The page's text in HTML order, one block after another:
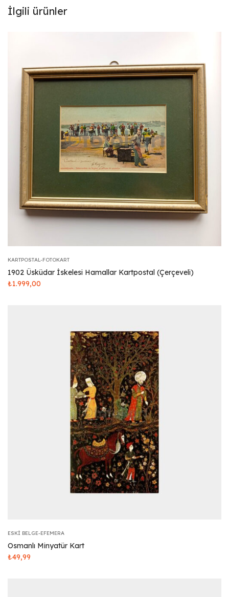
İlgili ürünler
KARTPOSTAL-FOTOKART
1902 Üsküdar İskelesi Hamallar Kartpostal (Çerçeveli)
₺1.999,00
ESKI BELGE-EFEMERA
Osmanlı Minyatür Kart
₺49,99